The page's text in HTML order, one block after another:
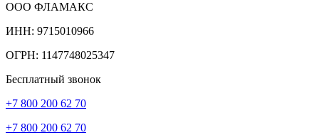
ООО ФЛАМАКС
ИНН: 9715010966
ОГРН: 1147748025347
Бесплатный звонок
+7 800 200 62 70
+7 800 200 62 70